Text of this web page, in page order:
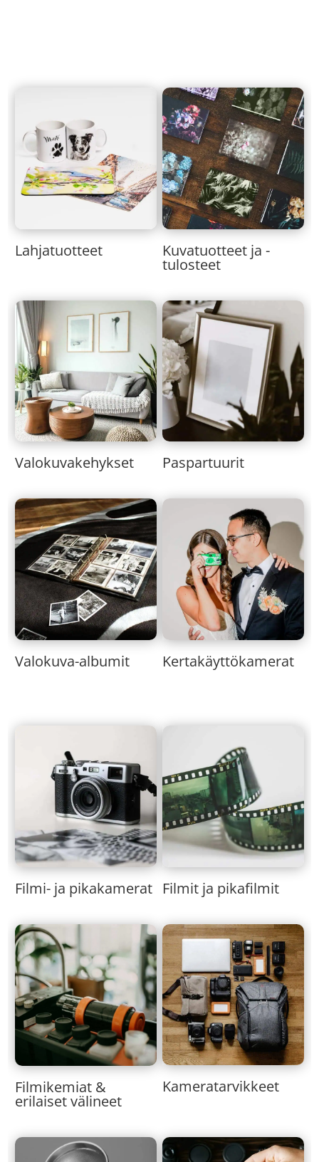
Lahjatuotteet Kuvatuotteet ja -
tulosteet
Valokuvakehykset Paspartuurit
Valokuva-albumit Kertakäyttökamerat
Filmi- ja pikakamerat Filmit ja pikafilmit
Filmikemiat &
erilaiset välineet
Kameratarvikkeet